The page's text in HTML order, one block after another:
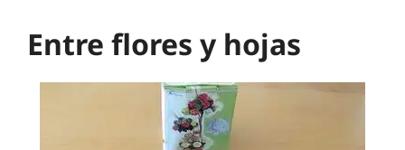
Entre flores y hojas